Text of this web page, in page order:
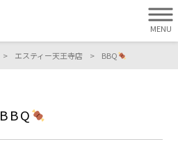
MENU
> エスティー天王寺店 > BBQ
BBQ